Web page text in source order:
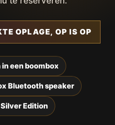
OPLAGE, OP IS OP
een boombox
Bluetooth speaker
Edition